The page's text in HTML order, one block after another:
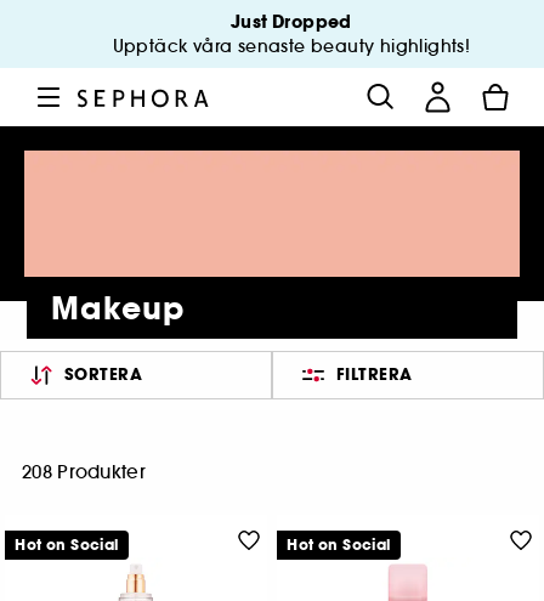
Just Dropped
Upptäck våra senaste beauty highlights!
Makeup
SORTERA FILTRERA
208 Produkter
Hot on Social Hot on Social